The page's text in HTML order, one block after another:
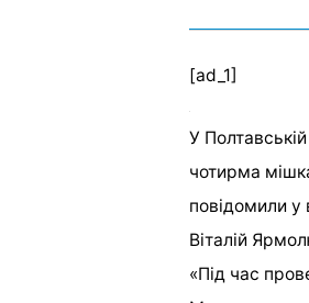
[ad_1]
У
чотирма
повідомили у
Віталій
«Під час